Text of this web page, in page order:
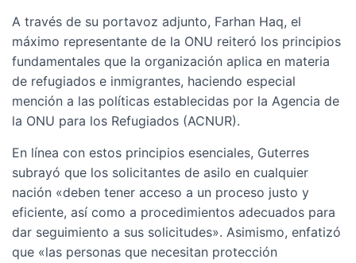
A través de su portavoz adjunto, Farhan Haq, el
máximo representante de la ONU reiteró los principios
fundamentales que la organización aplica en materia
de refugiados e inmigrantes, haciendo especial
mención a las políticas establecidas por la Agencia de
la ONU para los Refugiados (ACNUR).
En línea con estos principios esenciales, Guterres
subrayó que los solicitantes de asilo en cualquier
nación «deben tener acceso a un proceso justo y
eficiente, así como a procedimientos adecuados para
dar seguimiento a sus solicitudes». Asimismo, enfatizó
que «las personas que necesitan protección